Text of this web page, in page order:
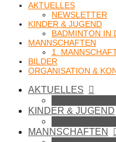
AKTUELLES
NEWSLETTER
KINDER & JUGEND
BADMINTON IN
MANNSCHAFTEN
1.
BILDER
ORGANISATION &
AKTUELLES
KINDER & JUGEND
MANNSCHAFTEN